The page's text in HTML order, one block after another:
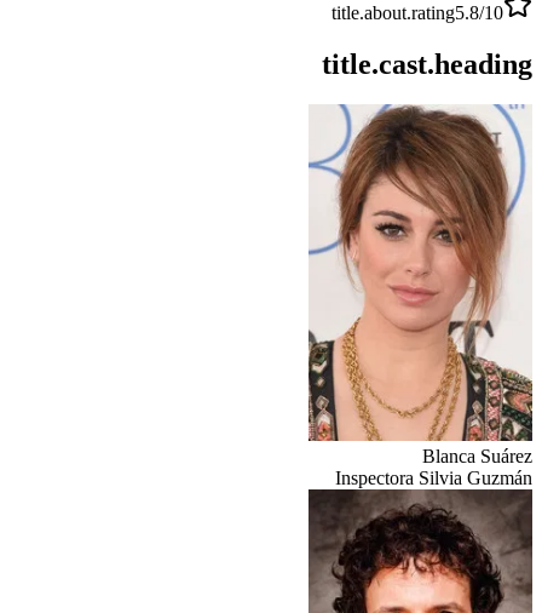
title.about.rating5.8/10
title.cast.heading
Blanca Suárez
Inspectora Silvia Guzmán